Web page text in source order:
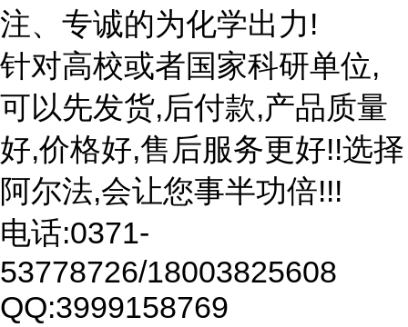
注、专诚的为化学出力!
针对高校或者国家科研单位,
可以先发货,后付款,产品质量
好,价格好,售后服务更好!!选择
阿尔法,会让您事半功倍!!!
电话:0371-
53778726/18003825608
QQ:3999158769